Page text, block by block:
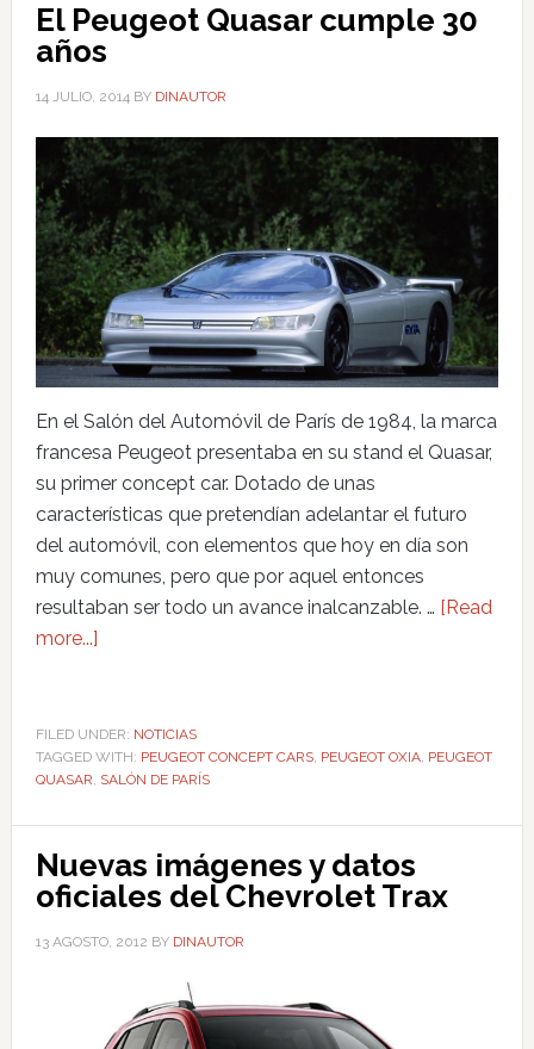
El Peugeot Quasar cumple 30
años
14 JULIO, 2014 BY DINAUTOR
En el Salón del Automóvil de París de 1984, la marca
francesa Peugeot presentaba en su stand el Quasar,
su primer concept car. Dotado de unas
características que pretendían adelantar el futuro
del automóvil, con elementos que hoy en día son
muy comunes, pero que por aquel entonces
resultaban ser todo un avance inalcanzable. … [Read
more...]
FILED UNDER: NOTICIAS
TAGGED WITH: PEUGEOT CONCEPT CARS, PEUGEOT OXIA, PEUGEOT
QUASAR SALÓN DE PARÍS
Nuevas imágenes y datos
oficiales del Chevrolet Trax
13 AGOSTO, 2012 BY DINAUTOR